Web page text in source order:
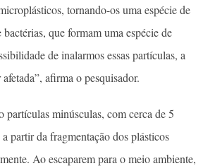
tornando-os uma espécie de
que formam uma espécie de
de inalarmos essas partículas, a
afirma o pesquisador.
partículas minúsculas, com cerca de 5
partir da fragmentação dos plásticos
Ao escaparem para o meio ambiente,